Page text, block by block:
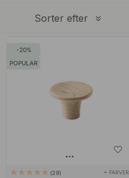
Sorter efter
20
POPULAR
29 + FARVER